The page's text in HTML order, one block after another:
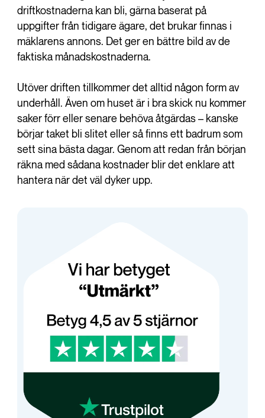
driftkostnaderna kan bli, gärna baserat på
uppgifter från tidigare ägare, det brukar finnas i
mäklarens annons. Det ger en bättre bild av de
faktiska månadskostnaderna.
Utöver driften tillkommer det alltid någon form av
underhåll. Även om huset är i bra skick nu kommer
saker förr eller senare behöva åtgärdas – kanske
börjar taket bli slitet eller så finns ett badrum som
sett sina bästa dagar. Genom att redan från början
räkna med sådana kostnader blir det enklare att
hantera när det väl dyker upp.